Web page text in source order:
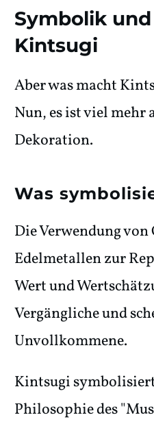
Symbolik
Kintsugi
Aber was macht
Nun, es ist viel mehr
Dekoration.
Was
Die Verwendung
Edelmetallen zur
Wert und
Vergängliche und
Unvollkommene.
Kintsugi
Philosophie des